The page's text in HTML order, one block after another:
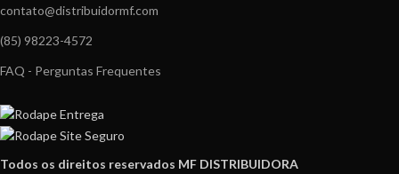
contato@distribuidormf.com
(85) 98223-4572
FAQ - Perguntas Frequentes
Todos os direitos reservados MF DISTRIBUIDORA